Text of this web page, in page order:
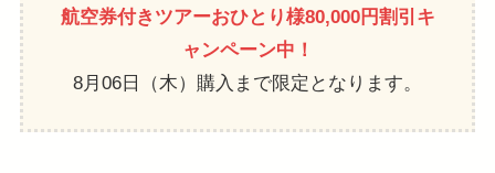
航空券付きツアーおひとり様80,000円割引キ
ャンペーン中！
8月06日（木）購入まで限定となります。